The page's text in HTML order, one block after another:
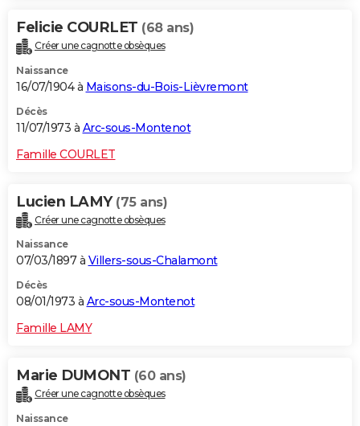
Felicie COURLET (68 ans)
Créer une cagnotte obsèques
Naissance
16/07/1904 à Maisons-du-Bois-Lièvremont
Décès
11/07/1973 à Arc-sous-Montenot
Famille COURLET
Lucien LAMY (75 ans)
Créer une cagnotte obsèques
Naissance
07/03/1897 à Villers-sous-Chalamont
Décès
08/01/1973 à Arc-sous-Montenot
Famille LAMY
Marie DUMONT (60 ans)
Créer une cagnotte obsèques
Naissance